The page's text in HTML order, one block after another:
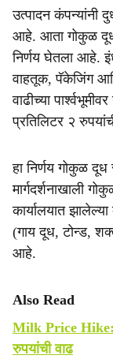
उत्पादन कंपन्यांनी
आहे. आता गोकुळ दूध
निर्णय घेतला आहे.
वाहतूक, पॅकेजिंग
वाढीच्या
प्रतिलिटर २
हा निर्णय गोकुळ दूध
मार्गदर्शनाखाली
कार्यालयात
(गाय दूध, टोन्ड,
आहे.
Also Read
Milk Price Hike:
रुपयांची वाढ